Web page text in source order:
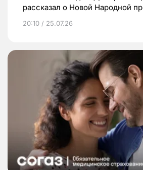
рассказал о Новой Народной
20:10 / 25.07.26